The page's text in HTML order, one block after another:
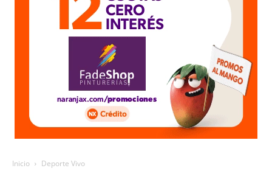
Inicio Deporte Vivo